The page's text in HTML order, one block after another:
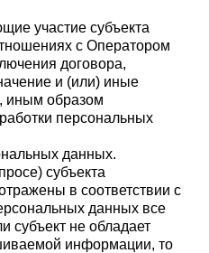
участие субъекта
с Оператором
договора,
и (или) иные
иным образом
персональных
данных.
субъекта
в соответствии с
данных все
субъект не обладает
информации, то